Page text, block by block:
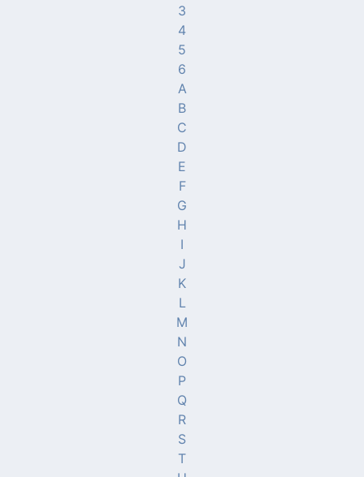
3
4
5
6
A
B
C
D
E
F
G
H
I
J
K
L
M
N
O
P
Q
R
S
T